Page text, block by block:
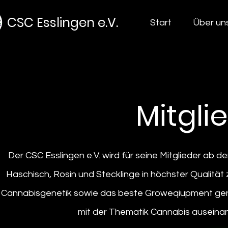
CSC Esslingen e.V. Start Über
Der CSC Esslingen e.V. wird für seine Mitglieder ab
Haschisch, Rosin und Stecklinge in höchster
Cannabisgenetik sowie das beste Groweqiupment
mit der Thematik Cannabis